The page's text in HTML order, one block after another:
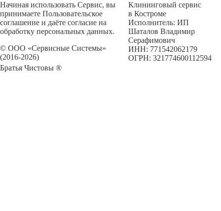
Начиная использовать Сервис, вы
принимаете Пользовательское
соглашение и даёте согласие на
обработку персональных данных.
© ООО «Сервисные Системы»
(2016-2026)
Братья Чистовы ®
Клининговый сервис
в Костроме
Исполнитель: ИП
Шаталов Владимир
Серафимович
ИНН: 771542062179
ОГРН: 321774600112594